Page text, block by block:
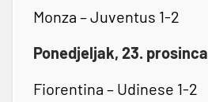
Monza – Juventus 1-2
Ponedjeljak, 23. prosinca
Fiorentina – Udinese 1-2